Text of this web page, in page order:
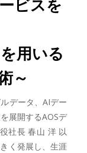
ビスを
用いる
～
データ、AIデー
展開するAOSデ
社長 春山 洋 以
く発展し、生涯